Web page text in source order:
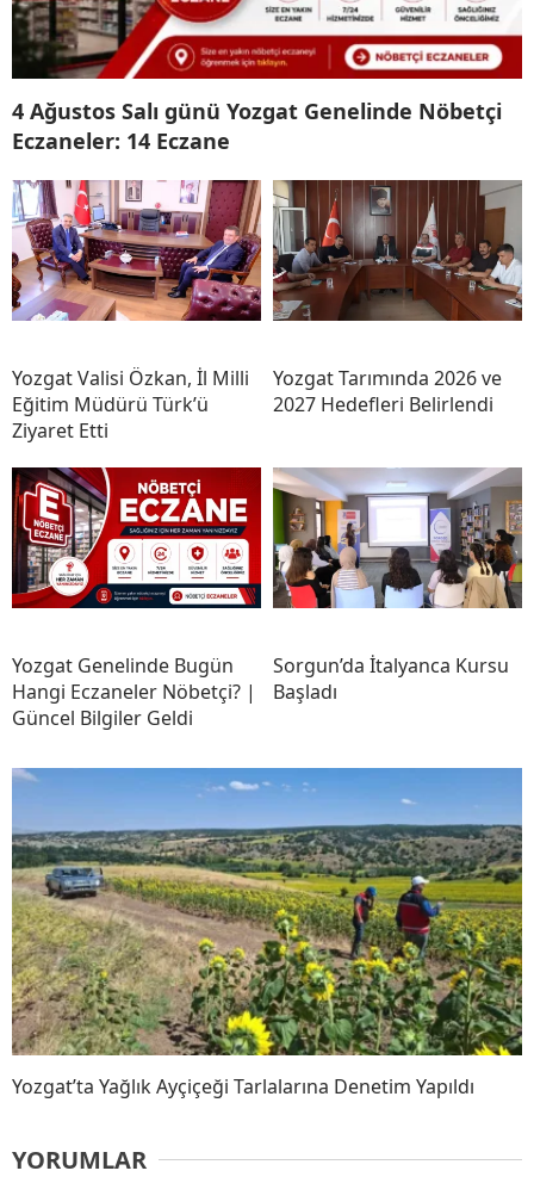
4 Ağustos Salı günü Yozgat Genelinde Nöbetçi
Eczaneler: 14 Eczane
Yozgat Valisi Özkan, İl Milli
Eğitim Müdürü Türk’ü
Ziyaret Etti
Yozgat Tarımında 2026 ve
2027 Hedefleri Belirlendi
Yozgat Genelinde Bugün
Hangi Eczaneler Nöbetçi? |
Güncel Bilgiler Geldi
Sorgun’da İtalyanca Kursu
Başladı
Yozgat’ta Yağlık Ayçiçeği Tarlalarına Denetim Yapıldı
YORUMLAR